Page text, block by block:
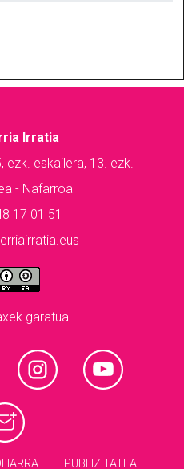
Irratia
ezk. eskailera, 13. ezk.
- Nafarroa
17 01 51
garatua
PUBLIZITATEA